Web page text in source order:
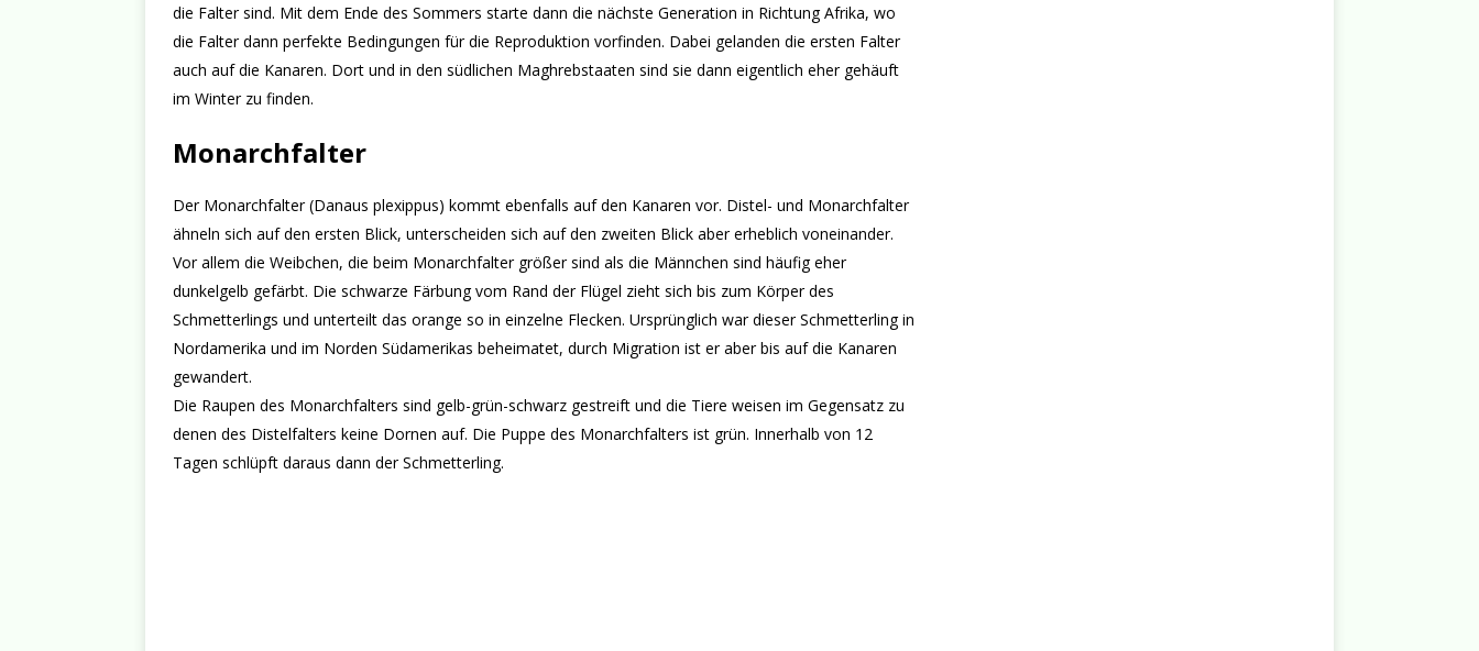
die Falter sind. Mit dem Ende des Sommers starte dann die nächste Generation in Richtung Afrika, wo
die Falter dann perfekte Bedingungen für die Reproduktion vorfinden. Dabei gelanden die ersten Falter
auch auf die Kanaren. Dort und in den südlichen Maghrebstaaten sind sie dann eigentlich eher gehäuft
im Winter zu finden.
Monarchfalter
Der Monarchfalter (Danaus plexippus) kommt ebenfalls auf den Kanaren vor. Distel- und Monarchfalter
ähneln sich auf den ersten Blick, unterscheiden sich auf den zweiten Blick aber erheblich voneinander.
Vor allem die Weibchen, die beim Monarchfalter größer sind als die Männchen sind häufig eher
dunkelgelb gefärbt. Die schwarze Färbung vom Rand der Flügel zieht sich bis zum Körper des
Schmetterlings und unterteilt das orange so in einzelne Flecken. Ursprünglich war dieser Schmetterling in
Nordamerika und im Norden Südamerikas beheimatet, durch Migration ist er aber bis auf die Kanaren
gewandert.
Die Raupen des Monarchfalters sind gelb-grün-schwarz gestreift und die Tiere weisen im Gegensatz zu
denen des Distelfalters keine Dornen auf. Die Puppe des Monarchfalters ist grün. Innerhalb von 12
Tagen schlüpft daraus dann der Schmetterling.